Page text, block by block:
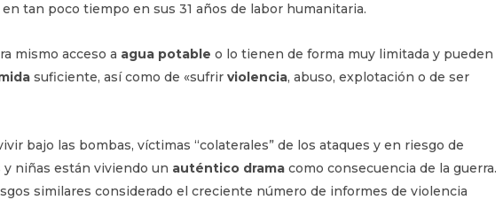
tan poco tiempo en sus 31 años de labor humanitaria.
mismo acceso a agua potable o lo tienen de forma muy limitada y pueden
suficiente, así como de «sufrir violencia, abuso, explotación o de ser
bajo las bombas, víctimas “colaterales” de los ataques y en riesgo de
niñas están viviendo un auténtico drama como consecuencia de la guerra.
similares considerado el creciente número de informes de violencia